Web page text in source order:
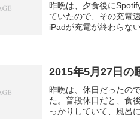
昨晩は、夕食後に
ていたので、その充電
iPadが充電が終わらな
2015年5月27日の
昨晩は、休日だったの
た。普段休日だと、食
っかりしていて、風呂